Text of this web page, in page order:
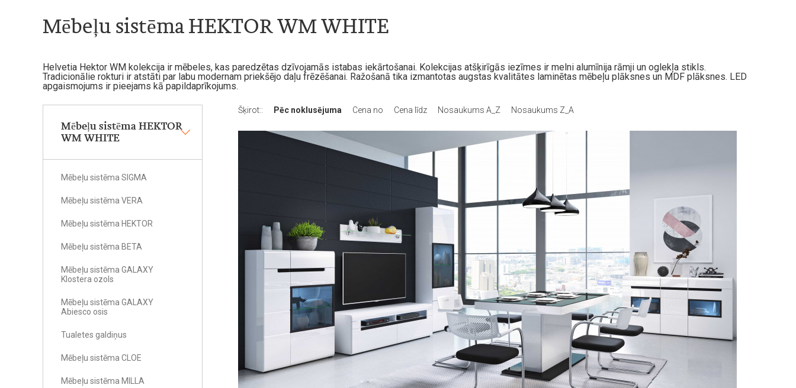
Mēbeļu sistēma HEKTOR WM WHITE
Helvetia Hektor WM kolekcija ir mēbeles, kas paredzētas dzīvojamās istabas iekārtošanai. Kolekcijas atšķirīgās iezīmes ir melni alumīnija rāmji un oglekļa stikls.
Tradicionālie rokturi ir atstāti par labu modernam priekšējo daļu frēzēšanai. Ražošanā tika izmantotas augstas kvalitātes laminētas mēbeļu plāksnes un MDF plāksnes. LED
apgaismojums ir pieejams kā papildaprīkojums.
Mēbeļu sistēma HEKTOR
WM WHITE
Mēbeļu sistēma SIGMA
Mēbeļu sistēma VERA
Mēbeļu sistēma HEKTOR
Mēbeļu sistēma BETA
Mēbeļu sistēma GALAXY
Klostera ozols
Mēbeļu sistēma GALAXY
Abiesco osis
Tualetes galdiņus
Mēbeļu sistēma CLOE
Mēbeļu sistēma MILLA
Šķirot:: Pēc noklusējuma Cena no Cena līdz Nosaukums A_Z Nosaukums Z_A